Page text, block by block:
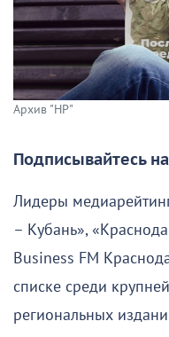
Архив "НР"
Подписывайтесь
Лидеры
– Кубань»,
Business FM
списке среди
региональных